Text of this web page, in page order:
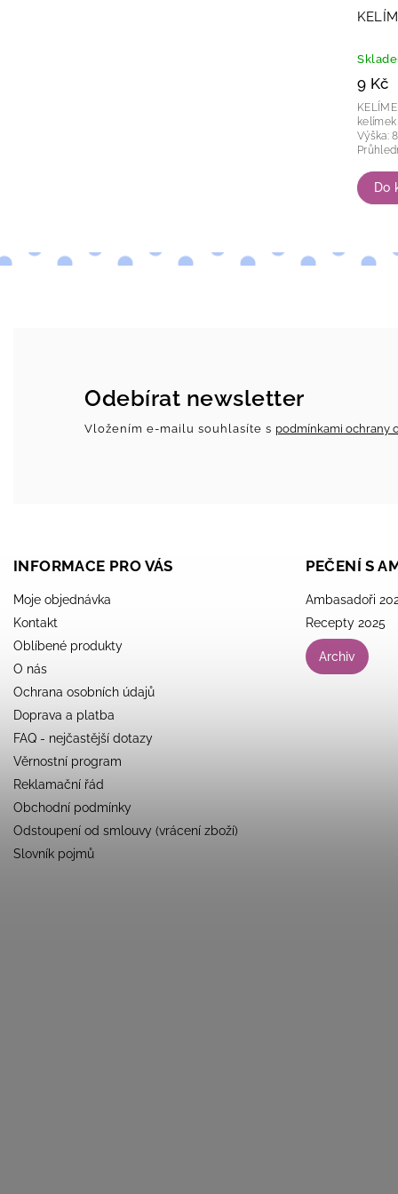
9 Kč
Do
KELÍMEK
kelímek o
Výška: 85 mm
Odebírat newsletter
Vložením e-mailu souhlasíte s podmínkami ochrany
INFORMACE PRO VÁS
Moje objednávka
Kontakt
Oblíbené produkty
O nás
Ochrana osobních údajů
Doprava a platba
FAQ - nejčastější dotazy
Věrnostní program
Reklamační řád
Obchodní podmínky
Odstoupení od smlouvy (vrácení zboží)
Slovník pojmů
PEČENÍ S
Ambasadoři
Recepty 2025
Archiv